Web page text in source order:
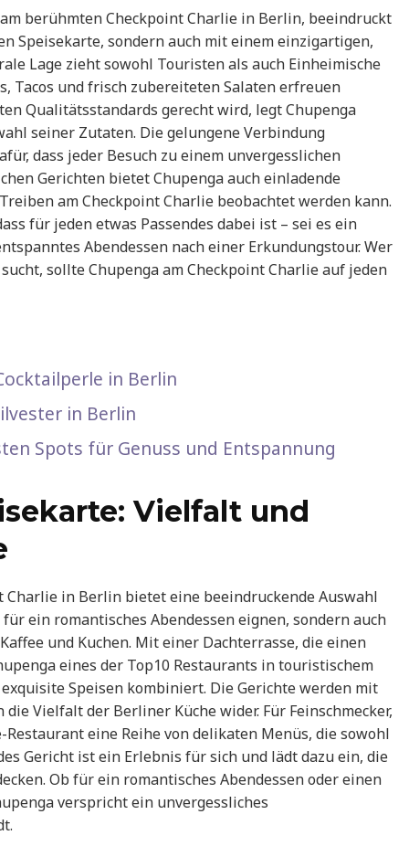
berühmten Checkpoint Charlie in Berlin, beeindruckt
Speisekarte, sondern auch mit einem einzigartigen,
Lage zieht sowohl Touristen als auch Einheimische
Tacos und frisch zubereiteten Salaten erfreuen
Qualitätsstandards gerecht wird, legt Chupenga
seiner Zutaten. Die gelungene Verbindung
dass jeder Besuch zu einem unvergesslichen
Gerichten bietet Chupenga auch einladende
am Checkpoint Charlie beobachtet werden kann.
für jeden etwas Passendes dabei ist – sei es ein
Abendessen nach einer Erkundungstour. Wer
sollte Chupenga am Checkpoint Charlie auf jeden
in Berlin
in Berlin
Spots für Genuss und Entspannung
Vielfalt und
Charlie in Berlin bietet eine beeindruckende Auswahl
ein romantisches Abendessen eignen, sondern auch
und Kuchen. Mit einer Dachterrasse, die einen
eines der Top10 Restaurants in touristischem
Speisen kombiniert. Die Gerichte werden mit
Vielfalt der Berliner Küche wider. Für Feinschmecker,
eine Reihe von delikaten Menüs, die sowohl
Gericht ist ein Erlebnis für sich und lädt dazu ein, die
Ob für ein romantisches Abendessen oder einen
verspricht ein unvergessliches